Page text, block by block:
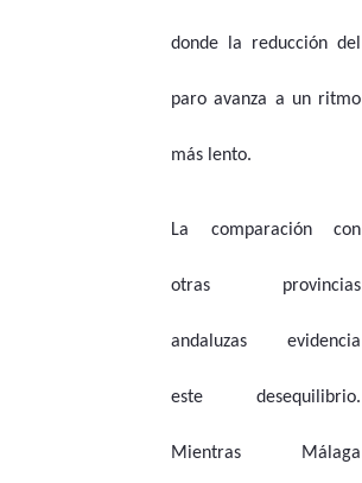
donde la reducción del
paro avanza a un ritmo
más lento.
La comparación con
otras provincias
andaluzas evidencia
este desequilibrio.
Mientras Málaga